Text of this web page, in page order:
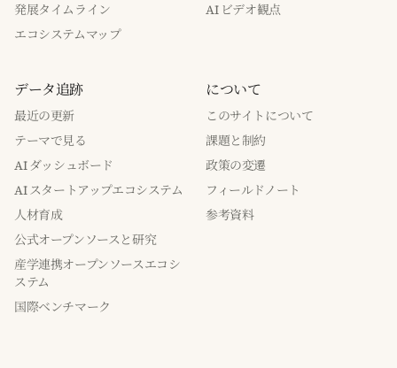
発展タイムライン
エコシステムマップ
AI ビデオ観点
データ追跡
最近の更新
テーマで見る
AI ダッシュボード
AI スタートアップエコシステム
人材育成
公式オープンソースと研究
産学連携オープンソースエコシ
ステム
国際ベンチマーク
について
このサイトについて
課題と制約
政策の変遷
フィールドノート
参考資料